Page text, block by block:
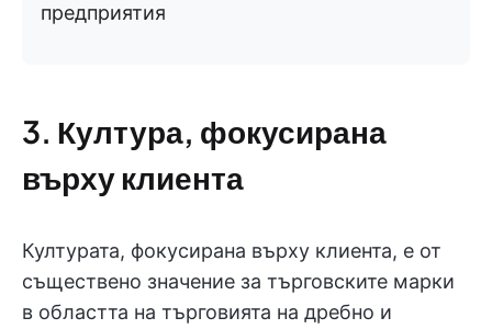
предприятия
3. Култура, фокусирана
върху клиента
Културата, фокусирана върху клиента, е от
съществено значение за търговските марки
в областта на търговията на дребно и